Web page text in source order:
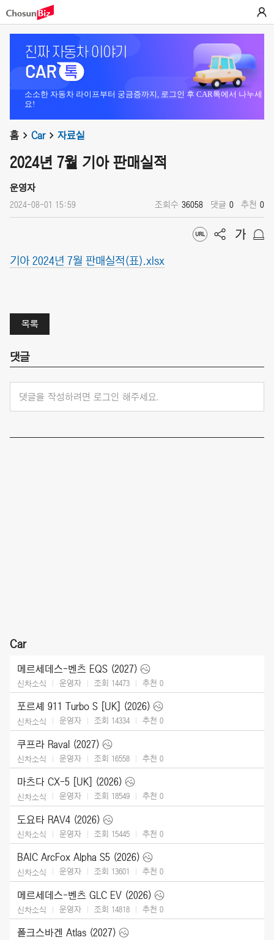
소소한 자동차 라이프부터 궁금증까지, 로그인 후 CAR톡에서 나누세
요!
홈 Car 자료실
2024년 7월 기아 판매실적
운영자
2024-08-01 15:59 조회수 36058 댓글 0 추천 0
기아 2024년 7월 판매실적(표).xlsx
목록
댓글
댓글을 작성하려면 로그인 해주세요.
Car
메르세데스-벤츠 EQS (2027)
신차소식 운영자 조회 14473 추천 0
포르셰 911 Turbo S [UK] (2026)
신차소식 운영자 조회 14334 추천 0
쿠프라 Raval (2027)
신차소식 운영자 조회 16558 추천 0
마츠다 CX-5 [UK] (2026)
신차소식 운영자 조회 18549 추천 0
도요타 RAV4 (2026)
신차소식 운영자 조회 15445 추천 0
BAIC ArcFox Alpha S5 (2026)
신차소식 운영자 조회 13601 추천 0
메르세데스-벤츠 GLC EV (2026)
신차소식 운영자 조회 14818 추천 0
폴크스바겐 Atlas (2027)